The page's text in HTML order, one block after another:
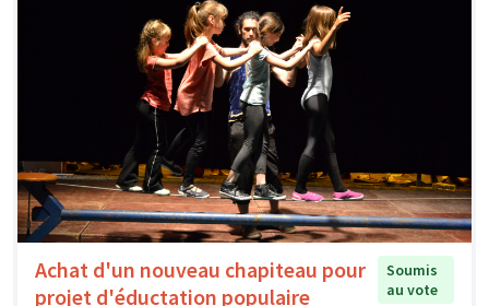
Achat d'un nouveau chapiteau pour
projet d'éductation populaire
Soumis
au vote